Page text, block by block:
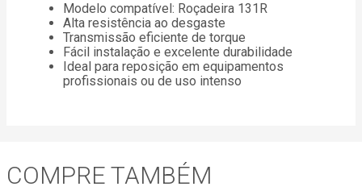
Modelo compatível: Roçadeira 131R
Alta resistência ao desgaste
Transmissão eficiente de torque
Fácil instalação e excelente durabilidade
Ideal para reposição em equipamentos
profissionais ou de uso intenso
COMPRE TAMBÉM